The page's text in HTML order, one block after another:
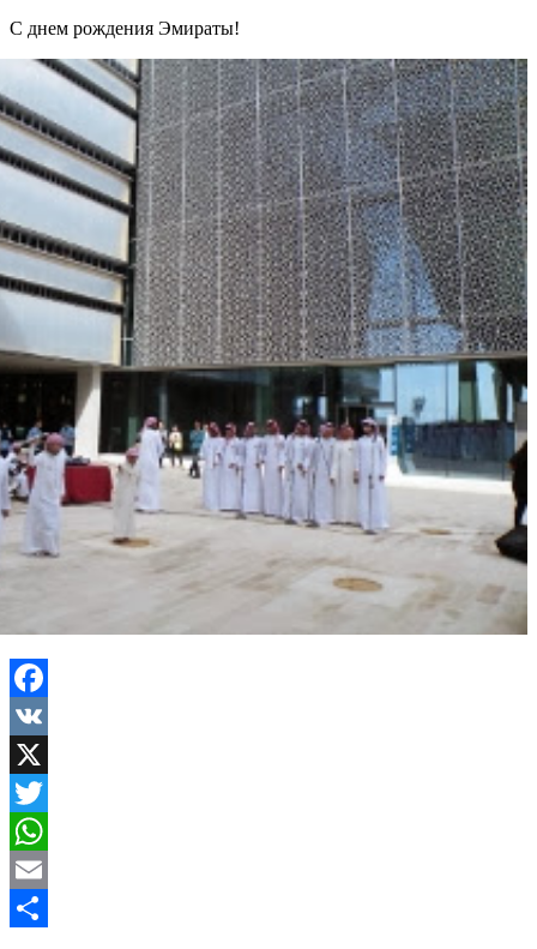
С днем рождения Эмираты!
Facebook
VK
X
Twitter
WhatsApp
Email